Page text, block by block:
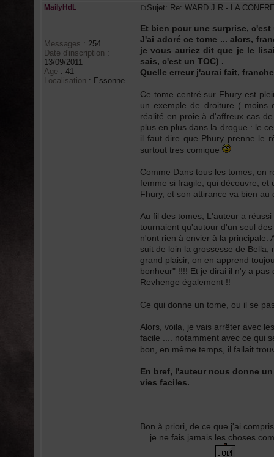
MailyHdL
Messages : 254
Date d'inscription :
13/09/2011
Age : 41
Localisation : Essonne
Sujet: Re: WARD J.R - LA
Et bien pour une surprise,
J'ai adoré ce tome ... alors,
je vous auriez dit que je le
sais, c'est un TOC) .
Quelle erreur j'aurai fait,
Ce tome centré sur Fhury est
un exemple de droiture (
réalité en proie à d'affreux cas
plus en plus dans la drogue : le
il faut dire que Phury prenne le
surtout tres comique
Comme Dans tous les tomes, on
femme si fragile, qui découvre, et
Fhury, et son attirance va bien
Au fil des tomes, L'auteur a
tournaient qu'autour d'un seul
n'ont rien à envier à la principale.
suit de loin la grossesse de
grand plaisir, on en apprend
bonheur" !!!! Et je dirai il n'y a
Revhenge également !!
Ce qui donne un tome, ou il se
Alors, voila, je vais arrêter avec
facile .... notamment avec ce qui
bon, en même temps, il fallait
En bref, l'auteur nous donne
vies faciles.
Bon à priori, de ce que j'ai
... je ne fais jamais les choses